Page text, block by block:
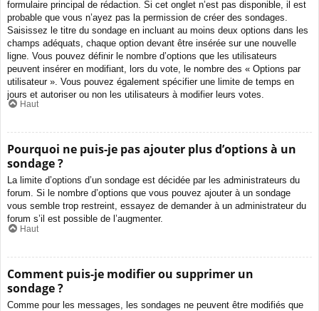
formulaire principal de rédaction. Si cet onglet n’est pas disponible, il est
probable que vous n’ayez pas la permission de créer des sondages.
Saisissez le titre du sondage en incluant au moins deux options dans les
champs adéquats, chaque option devant être insérée sur une nouvelle
ligne. Vous pouvez définir le nombre d’options que les utilisateurs
peuvent insérer en modifiant, lors du vote, le nombre des « Options par
utilisateur ». Vous pouvez également spécifier une limite de temps en
jours et autoriser ou non les utilisateurs à modifier leurs votes.
Haut
Pourquoi ne puis-je pas ajouter plus d’options à un
sondage ?
La limite d’options d’un sondage est décidée par les administrateurs du
forum. Si le nombre d’options que vous pouvez ajouter à un sondage
vous semble trop restreint, essayez de demander à un administrateur du
forum s’il est possible de l’augmenter.
Haut
Comment puis-je modifier ou supprimer un
sondage ?
Comme pour les messages, les sondages ne peuvent être modifiés que